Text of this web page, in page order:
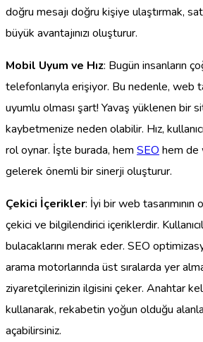
doğru mesajı doğru kişiye ulaştırmak,
büyük avantajınızı oluşturur.
Mobil Uyum ve Hız: Bugün insanların
telefonlarıyla erişiyor. Bu nedenle, web
uyumlu olması şart! Yavaş yüklenen bir
kaybetmenize neden olabilir. Hız,
rol oynar. İşte burada, hem SEO hem de
gelerek önemli bir sinerji oluşturur.
Çekici İçerikler: İyi bir web tasarımının
çekici ve bilgilendirici içeriklerdir.
bulacaklarını merak eder. SEO
arama motorlarında üst sıralarda yer
ziyaretçilerinizin ilgisini çeker. Anahtar
kullanarak, rekabetin yoğun olduğu
açabilirsiniz.